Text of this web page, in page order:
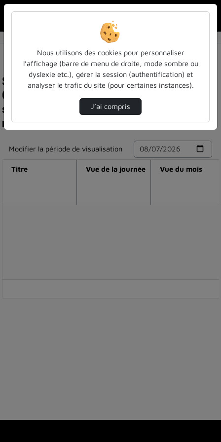
Statistiques de visualisation de la vidéo
Grothendieck : des camps d'internement au
sommet des mathématiques en passant par
nancy
Modifier la période de visualisation
Titre Vue de la journée Vue du mois
Nous utilisons des cookies pour personnaliser
l’affichage (barre de menu de droite, mode sombre ou
dyslexie etc.), gérer la session (authentification) et
analyser le trafic du site (pour certaines instances).
J’ai compris